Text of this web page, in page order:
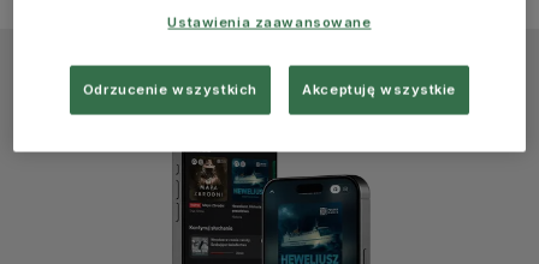
Ustawienia zaawansowane
Odrzucenie wszystkich Akceptuję wszystkie